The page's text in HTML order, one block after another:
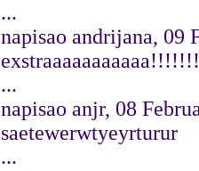
...
napisao andrijana, 09
...
napisao anjr, 08
saetewerwtyeyrturur
...